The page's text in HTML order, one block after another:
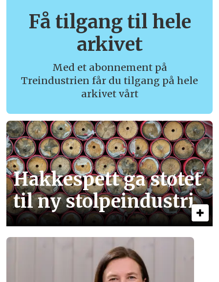
Få tilgang til hele
arkivet
Med et abonnement på
Treindustrien får du tilgang på hele
arkivet vårt
Hakkespett ga støtet
til ny stolpe­industri